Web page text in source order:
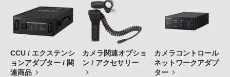
CCU / エクステンシ
ョンアダプター / 関
連商品
カメラ関連オプショ
ン / アクセサリー
カメラコントロール
ネットワークアダプ
ター